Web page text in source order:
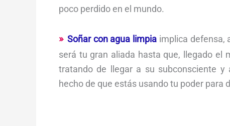
poco perdido en el mundo.
Soñar con agua limpia implica defensa,
será tu gran aliada hasta que, llegado el
tratando de llegar a su subconsciente y
hecho de que estás usando tu poder para